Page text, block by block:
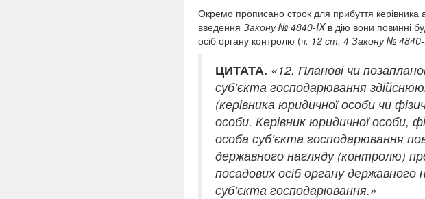
Окремо прописано строк для прибуття керівника
введення Закону № 4840-IXв дію вони повинні
осіб органу контролю (ч. 12 ст. 4 Закону №
ЦИТАТА. «12. Планові чи
суб’єкта господарювання
(керівника юридичної особи чи
особи. Керівник юридичної особи,
особа суб’єкта господарювання
державного нагляду (контролю)
посадових осіб органу
суб’єкта господарювання.»